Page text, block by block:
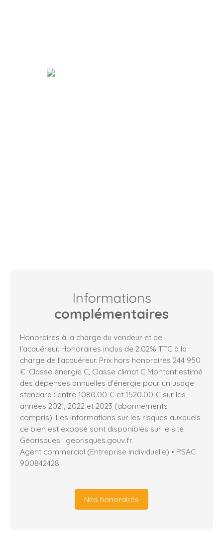
Informations
complémentaires
Honoraires à la charge du vendeur et de
l'acquéreur. Honoraires inclus de 2.02% TTC à la
charge de l'acquéreur. Prix hors honoraires 244 950
€. Classe énergie C, Classe climat C Montant estimé
des dépenses annuelles d'énergie pour un usage
standard : entre 1080.00 € et 1520.00 € sur les
années 2021, 2022 et 2023 (abonnements
compris). Les informations sur les risques auxquels
ce bien est exposé sont disponibles sur le site
Géorisques : georisques.gouv.fr.
Agent commercial (Entreprise individuelle) • RSAC
900842428
Nos honoraires